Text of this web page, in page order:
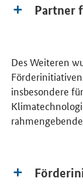
Partner
Des Weiteren
insbesondere